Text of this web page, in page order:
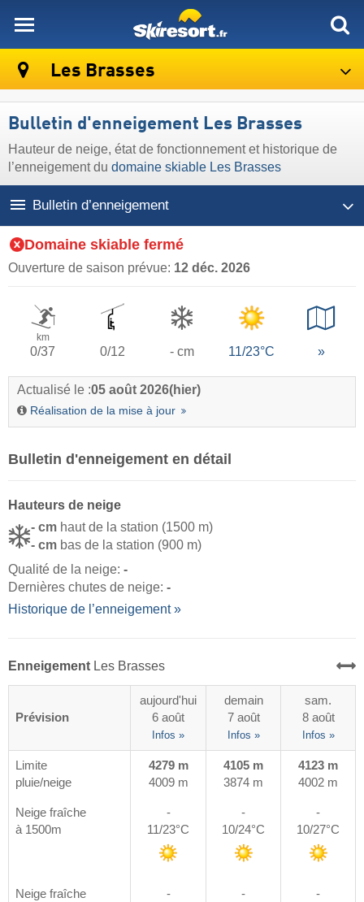
Les Brasses
Bulletin d'enneigement Les Brasses
Hauteur de neige, état de fonctionnement et historique de
l’enneigement du domaine skiable Les Brasses
Bulletin d’enneigement
Domaine skiable fermé
Ouverture de saison prévue: 12 déc. 2026
km
0/37 0/12 - cm 11/23°C »
Actualisé le :05 août 2026(hier)
Réalisation de la mise à jour
Bulletin d'enneigement en détail
Hauteurs de neige
- cm haut de la station (1500 m)
- cm bas de la station (900 m)
Qualité de la neige: -
Dernières chutes de neige: -
Historique de l’enneigement »
Enneigement Les Brasses
Prévision
aujourd'hui
6 août
Infos »
demain
7 août
Infos »
sam.
8 août
Infos »
Limite
pluie/neige
4279 m
4009 m
4105 m
3874 m
4123 m
4002 m
Neige fraîche
à 1500m
-
11/23°C
-
10/24°C
-
10/27°C
Neige fraîche
-
-
-